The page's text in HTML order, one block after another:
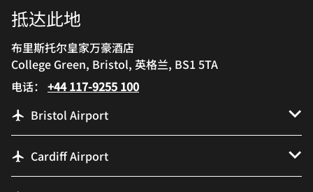
抵达此地
布里斯托尔皇家万豪酒店
College Green, Bristol, 英格兰, BS1 5TA
电话： +44 117-9255 100
Bristol Airport
Cardiff Airport